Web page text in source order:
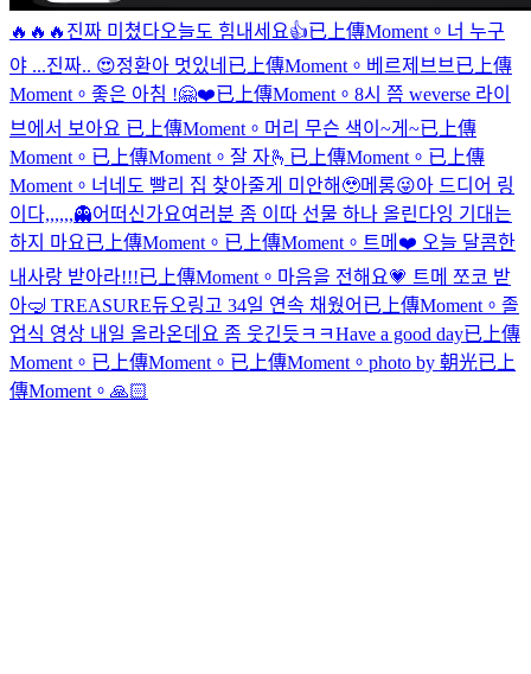
🔥🔥🔥진짜 미쳤다오늘도 힘내세요👍已上傳Moment。 너 누구
야 ...진짜.. 😍정환아 멋있네 已上傳Moment。 베르제브브已上傳
Moment。 좋은 아침 !🤗❤️已上傳Moment。 8시 쯤 weverse 라이
브에서 보아요 已上傳Moment。 머리 무슨 색이~게~已上傳
Moment。 已上傳Moment。 잘 자🫰 已上傳Moment。 已上傳
Moment。 너네도 빨리 집 찾아줄게 미안해🥹메롱😜아 드디어 링
이다,,,,,,👻어떠신가요여러분 좀 이따 선물 하나 올린다잉 기대는
하지 마요已上傳Moment。 已上傳Moment。 트메❤️ 오늘 달콤한
내사랑 받아라!!!已上傳Moment。 마음을 전해요💗 트메 쪼코 받
아🤿 TREASURE듀오링고 34일 연속 채웠어 已上傳Moment。 졸
업식 영상 내일 올라온데요 좀 웃긴듯ㅋㅋHave a good day已上傳
Moment。 已上傳Moment。 已上傳Moment。 photo by 朝光已上
傳Moment。 🙏🏻